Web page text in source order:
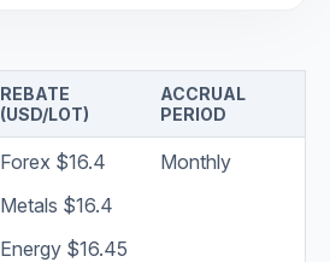
REBATE
(USD/LOT)
ACCRUAL
PERIOD
Forex $16.4
Metals $16.4
Energy $16.45
Monthly